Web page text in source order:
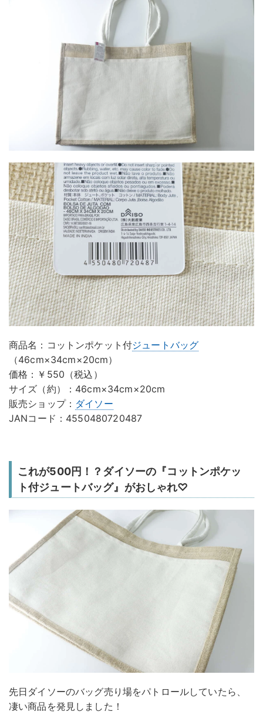
商品名：コットンポケット付ジュートバッグ
（46cm×34cm×20cm）
価格：￥550（税込）
サイズ（約）：46cm×34cm×20cm
販売ショップ： ダイソー
JANコード：4550480720487
これが500円！？ダイソーの『コットンポケッ
ト付ジュートバッグ』がおしゃれ♡
先日ダイソーのバッグ売り場をパトロールしていたら、
凄い商品を発見しました！